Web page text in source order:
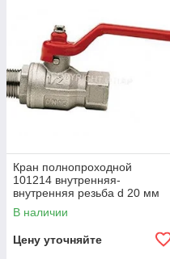
Кран полнопроходной
101214 внутренняя-
внутренняя резьба d 20 мм
В наличии
Цену уточняйте